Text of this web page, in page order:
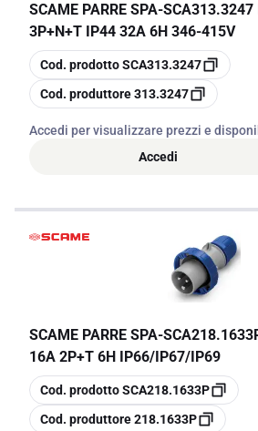
SCAME PARRE SPA-SCA313.3247
3P+N+T IP44 32A 6H 346-415V
copia
Cod. prodottoSCA313.3247
copia
Cod. produttore313.3247
Accedi per visualizzare prezzi e
Accedi
SCAME PARRE SPA-
16A 2P+T 6H IP66/IP67/IP69
copia
Cod. prodottoSCA218.1633P
copia
Cod. produttore218.1633P